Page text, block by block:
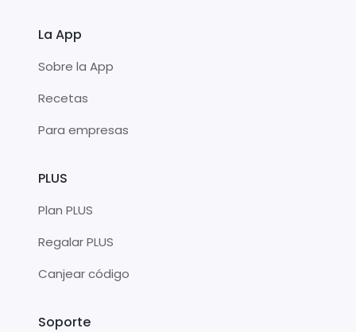
La App
Sobre la App
Recetas
Para empresas
PLUS
Plan PLUS
Regalar PLUS
Canjear código
Soporte